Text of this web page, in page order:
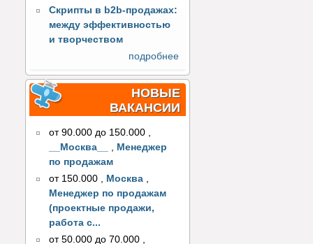
Скрипты в b2b-продажах:
между эффективностью
и творчеством
подробнее
НОВЫЕ
ВАКАНСИИ
от 90.000 до 150.000 ,
__Москва__
, Менеджер
по продажам
от 150.000
Москва
Менеджер по продажам
(проектные продажи,
работа с...
от 50.000 до 70.000